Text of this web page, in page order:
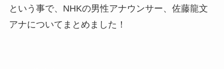
顔画像！元嫁との離婚理由や
息子も調査！
という事で、NHKの男性アナウンサー、佐藤龍文
アナについてまとめました！